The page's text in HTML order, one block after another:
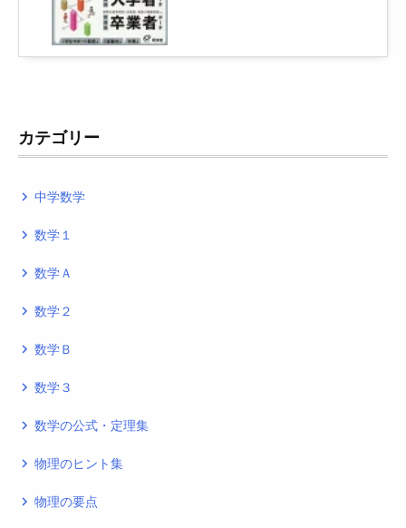
カテゴリー
navigate_next 中学数学
navigate_next 数学１
navigate_next 数学Ａ
navigate_next 数学２
navigate_next 数学Ｂ
navigate_next 数学３
navigate_next 数学の公式・定理集
navigate_next 物理のヒント集
navigate_next 物理の要点